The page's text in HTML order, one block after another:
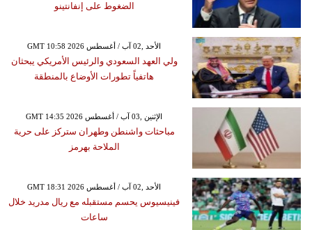
الضغوط على إنفانتينو
GMT 10:58 2026 الأحد ,02 آب / أغسطس
ولي العهد السعودي والرئيس الأمريكي يبحثان
هاتفياً تطورات الأوضاع بالمنطقة
GMT 14:35 2026 الإثنين ,03 آب / أغسطس
مباحثات واشنطن وطهران ستركز على حرية
الملاحة بهرمز
GMT 18:31 2026 الأحد ,02 آب / أغسطس
فينيسيوس يحسم مستقبله مع ريال مدريد خلال
ساعات